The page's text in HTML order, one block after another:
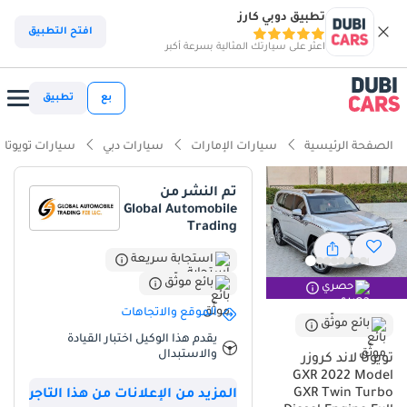
تطبيق دوبي كارز
اعثر على سيارتك المثالية بسرعة أكبر
افتح التطبيق
بع تطبيق
الصفحة الرئيسية سيارات الإمارات سيارات دبي سيارات تويوتا
حصري
بائع موثّق
تويوتا لاند كروزر
GXR 2022 Model
GXR Twin Turbo
تم النشر من
Global Automobile
Trading
استجابة سريعة
بائع موثّق
الموقع والاتجاهات
يقدم هذا الوكيل اختبار القيادة
والاستبدال
المزيد من الإعلانات من هذا التاجر
ذكاء دوبي كارز
ذكاء دوبيكارز
مصمم خصيصًا للطرق الوعرة
سعة 7 مقاعد أو أكثر مع مقاعد الكابتن
أقل معدل استهلاك في فئته
ملخص
دول مجلس التعاون الخليجي، ويعود ذلك بشكل أساسي إلى محركها
الديزل الاستثنائي وعدادها المنخفض للغاية. إذ قطعت مسافة تزيد قليلاً
عن 17,000 كيلومتر، وهو أقل بكثير من متوسط الاستخدام السنوي في